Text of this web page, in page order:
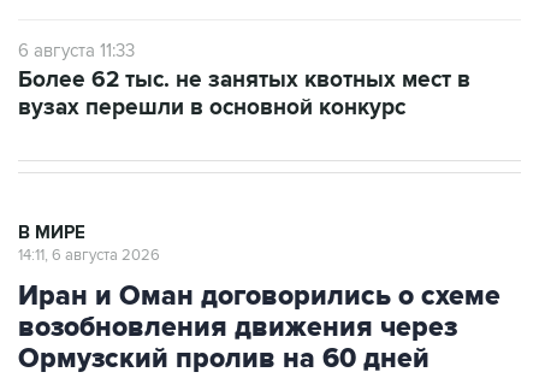
6 августа 11:33
Более 62 тыс. не занятых квотных мест в
вузах перешли в основной конкурс
В МИРЕ
14:11, 6 августа 2026
Иран и Оман договорились о схеме
возобновления движения через
Ормузский пролив на 60 дней